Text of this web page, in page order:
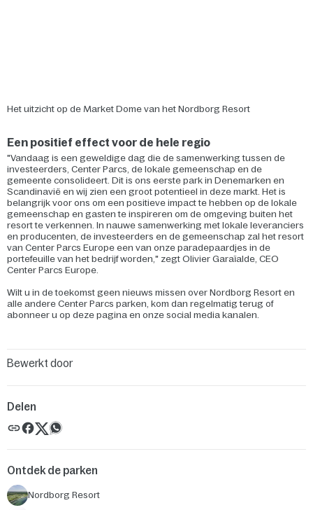
Het uitzicht op de Market Dome van het Nordborg Resort
Een positief effect voor de hele regio
"Vandaag is een geweldige dag die de samenwerking tussen de
investeerders, Center Parcs, de lokale gemeenschap en de
gemeente consolideert. Dit is ons eerste park in Denemarken en
Scandinavië en wij zien een groot potentieel in deze markt. Het is
belangrijk voor ons om een positieve impact te hebben op de lokale
gemeenschap en gasten te inspireren om de omgeving buiten het
resort te verkennen. In nauwe samenwerking met lokale leveranciers
en producenten, de investeerders en de gemeenschap zal het resort
van Center Parcs Europe een van onze paradepaardjes in de
portefeuille van het bedrijf worden," zegt Olivier Garaïalde, CEO
Center Parcs Europe.
Wilt u in de toekomst geen nieuws missen over Nordborg Resort en
alle andere Center Parcs parken, kom dan regelmatig terug of
abonneer u op deze pagina en onze social media kanalen.
Bewerkt door
Ontdek de parken
Nordborg Resort
Delen